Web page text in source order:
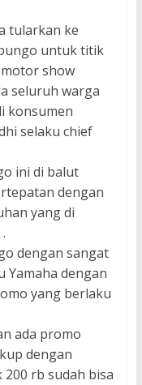
tularkan ke
untuk titik
show
seluruh warga
konsumen
selaku chief
ini di balut
dengan
yang di
dengan sangat
Yamaha dengan
yang berlaku
ada promo
dengan
200 rb sudah bisa